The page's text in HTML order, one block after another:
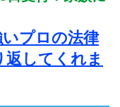
いプロの法律
してくれま